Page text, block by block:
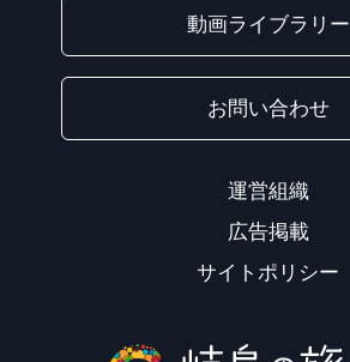
動画ライブラリー
お問い合わせ
運営組織
広告掲載
サイトポリシー